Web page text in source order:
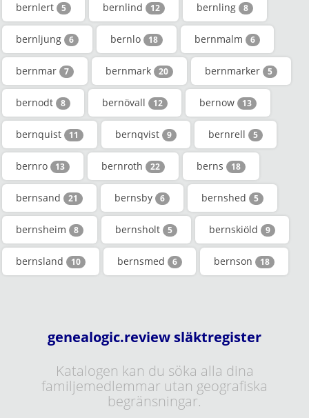
bernlert 5 bernlind 12 bernling 8
bernljung 6 bernlo 18 bernmalm 6
bernmar 7 bernmark 20 bernmarker 5
bernodt 8 bernövall 12 bernow 13
bernquist 11 bernqvist 9 bernrell 5
bernro 13 bernroth 22 berns 18
bernsand 21 bernsby 6 bernshed 5
bernsheim 8 bernsholt 5 bernskiöld 9
bernsland 10 bernsmed 6 bernson 18
genealogic.review släktregister
Katalogen kan du söka alla dina
familjemedlemmar utan geografiska
begränsningar.